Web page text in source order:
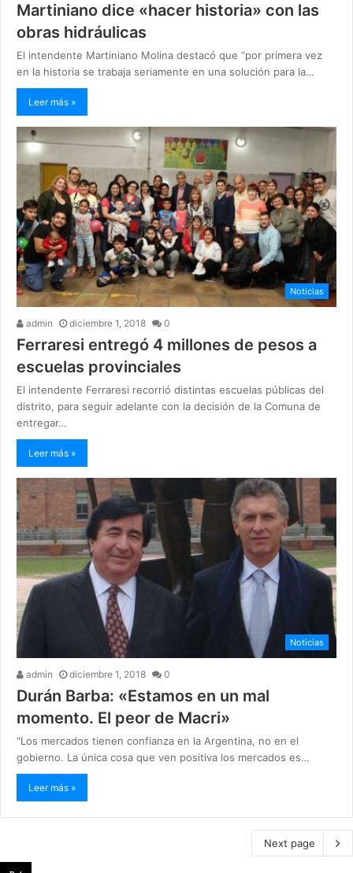
Martiniano dice «hacer historia» con las
obras hidráulicas
El intendente Martiniano Molina destacó que “por primera vez
en la historia se trabaja seriamente en una solución para la…
Leer más »
Noticias
admin diciembre 1, 2018 0
Ferraresi entregó 4 millones de pesos a
escuelas provinciales
El intendente Ferraresi recorrió distintas escuelas públicas del
distrito, para seguir adelante con la decisión de la Comuna de
entregar…
Leer más »
Noticias
admin diciembre 1, 2018 0
Durán Barba: «Estamos en un mal
momento. El peor de Macri»
“Los mercados tienen confianza en la Argentina, no en el
gobierno. La única cosa que ven positiva los mercados es…
Leer más »
Next page